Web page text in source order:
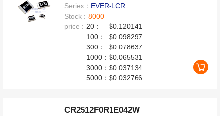
Series： EVER-LCR
Stock：8000
price： 20：
$0.120141
100：
$0.098297
300：
$0.078637
1000：$0.065531
3000：$0.037134
5000：$0.032766
CR2512F0R1E042W